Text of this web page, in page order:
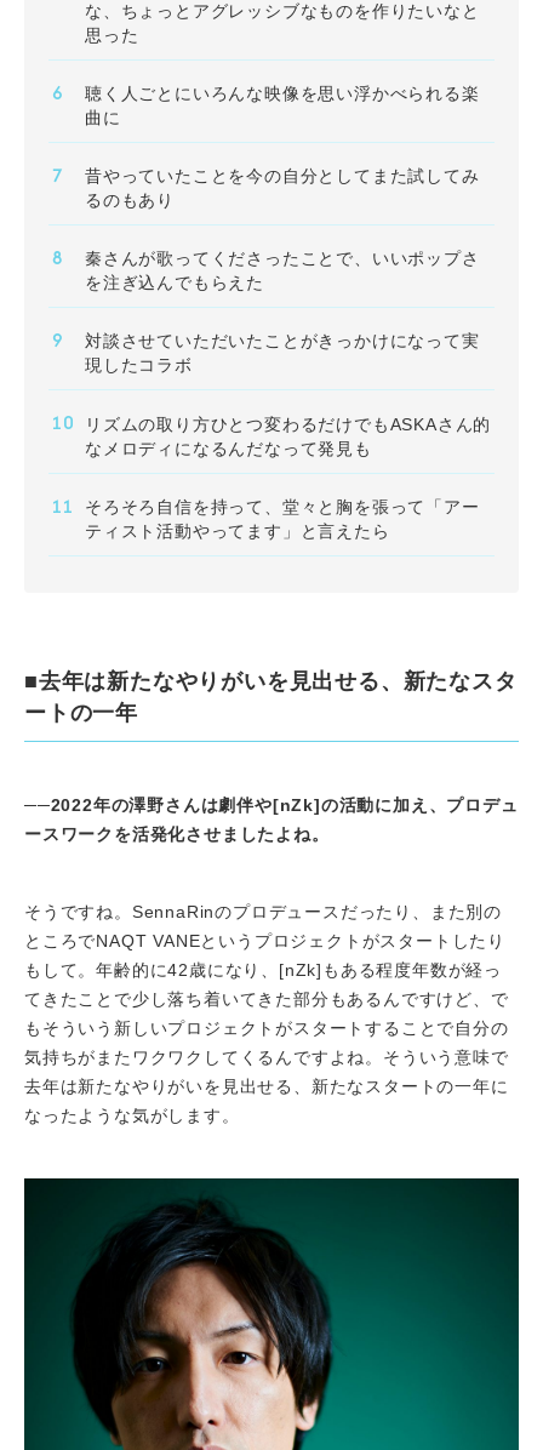
な、ちょっとアグレッシブなものを作りたいなと
思った
聴く人ごとにいろんな映像を思い浮かべられる楽
曲に
昔やっていたことを今の自分としてまた試してみ
るのもあり
秦さんが歌ってくださったことで、いいポップさ
を注ぎ込んでもらえた
対談させていただいたことがきっかけになって実
現したコラボ
リズムの取り方ひとつ変わるだけでもASKAさん的
なメロディになるんだなって発見も
そろそろ自信を持って、堂々と胸を張って「アー
ティスト活動やってます」と言えたら
■去年は新たなやりがいを見出せる、新たなスタ
ートの一年
──2022年の澤野さんは劇伴や[nZk]の活動に加え、プロデュ
ースワークを活発化させましたよね。
そうですね。SennaRinのプロデュースだったり、また別の
ところでNAQT VANEというプロジェクトがスタートしたり
もして。年齢的に42歳になり、[nZk]もある程度年数が経っ
てきたことで少し落ち着いてきた部分もあるんですけど、で
もそういう新しいプロジェクトがスタートすることで自分の
気持ちがまたワクワクしてくるんですよね。そういう意味で
去年は新たなやりがいを見出せる、新たなスタートの一年に
なったような気がします。